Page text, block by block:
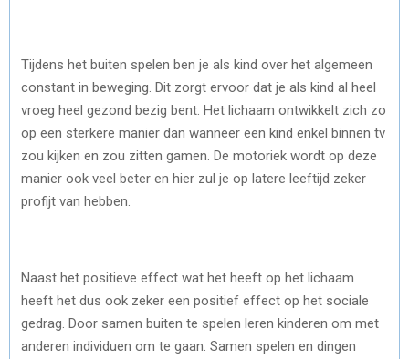
Tijdens het buiten spelen ben je als kind over het algemeen
constant in beweging. Dit zorgt ervoor dat je als kind al heel
vroeg heel gezond bezig bent. Het lichaam ontwikkelt zich zo
op een sterkere manier dan wanneer een kind enkel binnen tv
zou kijken en zou zitten gamen. De motoriek wordt op deze
manier ook veel beter en hier zul je op latere leeftijd zeker
profijt van hebben.
Naast het positieve effect wat het heeft op het lichaam
heeft het dus ook zeker een positief effect op het sociale
gedrag. Door samen buiten te spelen leren kinderen om met
anderen individuen om te gaan. Samen spelen en dingen